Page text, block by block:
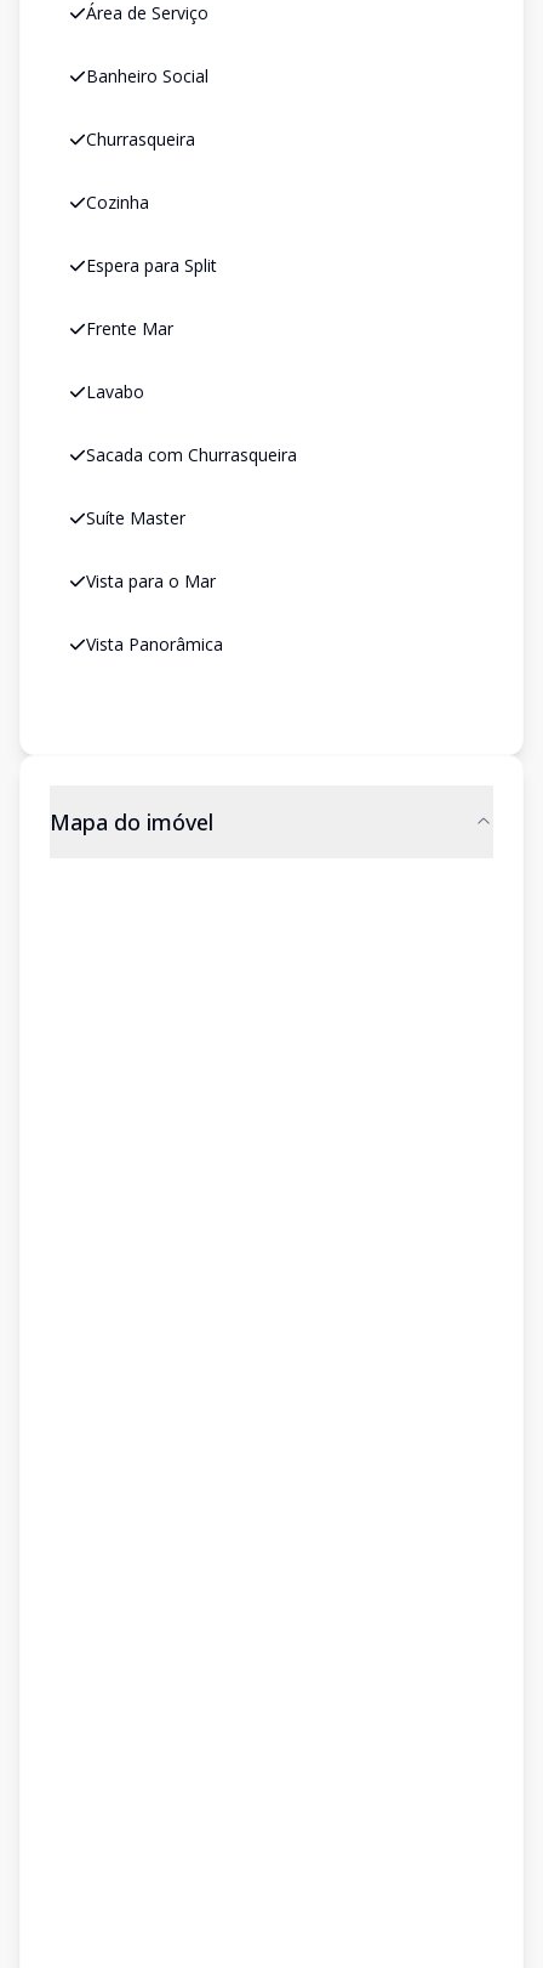
Área de Serviço
Banheiro Social
Churrasqueira
Cozinha
Espera para Split
Frente Mar
Lavabo
Sacada com Churrasqueira
Suíte Master
Vista para o Mar
Vista Panorâmica
Mapa do imóvel